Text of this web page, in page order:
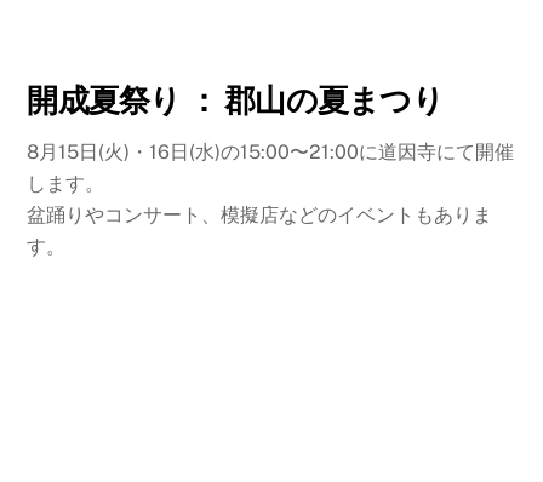
開成夏祭り ： 郡山の夏まつり
8月15日(火)・16日(水)の15:00〜21:00に道因寺にて開催
します。
盆踊りやコンサート、模擬店などのイベントもありま
す。